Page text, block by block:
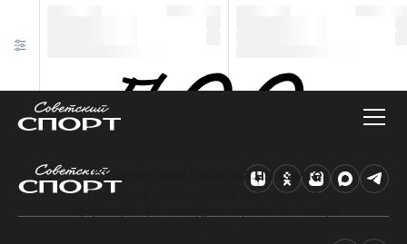
Техническая ошибка на сайте
Произошла ошибка. Чтобы найти нужную